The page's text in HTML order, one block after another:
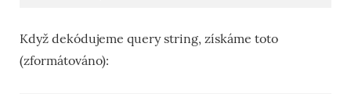
Když dekódujeme query string, získáme toto
(zformátováno):